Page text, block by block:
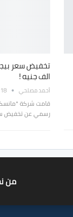
الف جنيه !
أحمد مصلحي 18 يونيو 2020
قامت شركة
رسمي عن تخفيض سعر بيجو 508 موديل
من